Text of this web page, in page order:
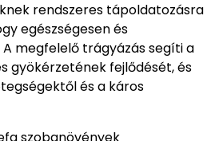
rendszeres tápoldatozásra
egészségesen és
megfelelő trágyázás segíti a
gyökérzetének fejlődését, és
és a káros